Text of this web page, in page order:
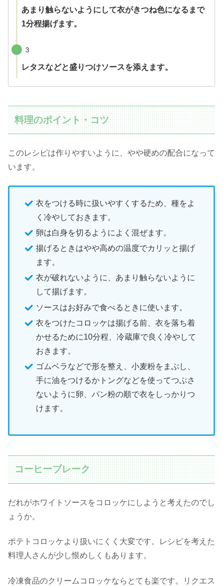
あまり触らないようにして衣がきつね色になるまで
1分程揚げます。
3
レタスなどと盛りつけソースを添えます。
料理のポイント・コツ
このレシピは作りやすいように、やや硬めの配合になって
います。
衣をつける時に扱いやすくするため、種をよ
く冷やしておきます。
卵は白身を切るようによく混ぜます。
揚げるときはやや高めの温度でカリッと揚げ
ます。
衣が破れないように、あまり触らないように
して揚げます。
ソースはお好みで食べるときに使います。
衣をつけたコロッケは揚げる前、衣を落ち着
かせるために10分程、冷蔵庫で良く冷やして
おきます。
ゴムベラなどで形を整え、小麦粉をまぶし、
手に油をつけるかトングなどを使ってつぶさ
ないように卵、パン粉の順で衣をしっかりつ
けます。
コーヒーブレーク
だれがホワイトソースをコロッケにしようと考えたのでし
ょうか。
ポテトコロッケより扱いにくく大変です。レシピを考えた
料理人さんが少し恨めしくもあります。
冷凍食品のクリームコロッケならとても楽です。リクエス